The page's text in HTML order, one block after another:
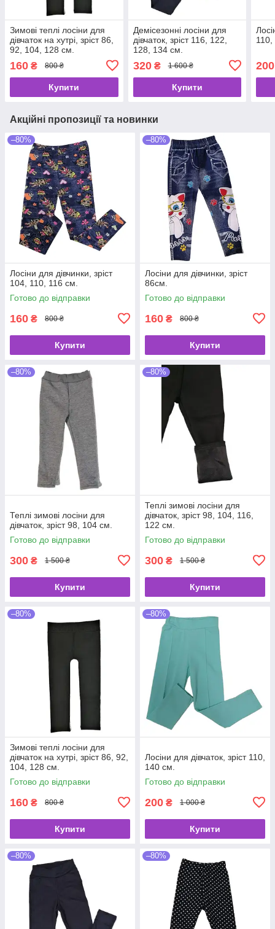
Зимові теплі лосіни для
дівчаток на хутрі, зріст 86,
92, 104, 128 см.
160 ₴ 800 ₴
Купити
Демісезонні лосіни для
дівчаток, зріст 116, 122,
128, 134 см.
320₴ 1 600 ₴
Купити
200
Акційні пропозиції та новинки
–80%
Лосіни для дівчинки, зріст
104, 110, 116 см.
Готово до відправки
160 ₴ 800 ₴
Купити
–80%
Лосіни для дівчинки, зріст
86см.
Готово до відправки
160 ₴ 800 ₴
Купити
–80%
Теплі зимові лосіни для
дівчаток, зріст 98, 104 см.
Готово до відправки
300 ₴ 1 500 ₴
Купити
–80%
Теплі зимові лосіни для
дівчаток, зріст 98, 104, 116,
122 см.
Готово до відправки
300 ₴ 1 500 ₴
Купити
–80%
Зимові теплі лосіни для
дівчаток на хутрі, зріст 86, 92,
104, 128 см.
Готово до відправки
160 ₴ 800 ₴
Купити
–80%
Лосіни для дівчаток, зріст 110,
140 см.
Готово до відправки
200 ₴ 1 000 ₴
Купити
–80% –80%